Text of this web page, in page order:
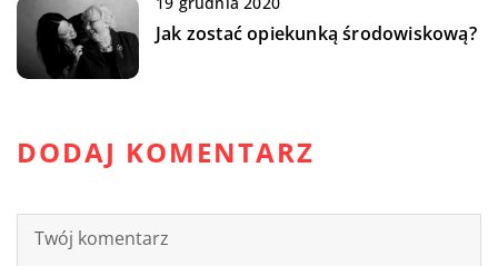
Jak zostać opiekunką środowiskową?
DODAJ KOMENTARZ